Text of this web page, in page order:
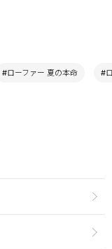
#ローファー 夏の本命 #